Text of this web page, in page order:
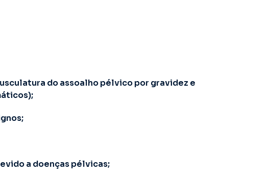
do assoalho pélvico por gravidez e
a doenças pélvicas;